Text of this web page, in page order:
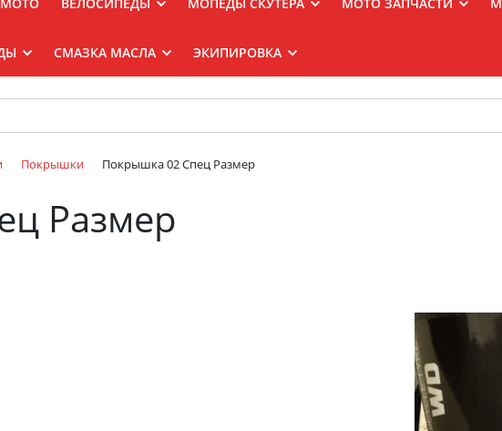
СМАЗКА МАСЛА ЭКИПИРОВКА
Покрышки Покрышка 02 Спец Размер
Размер